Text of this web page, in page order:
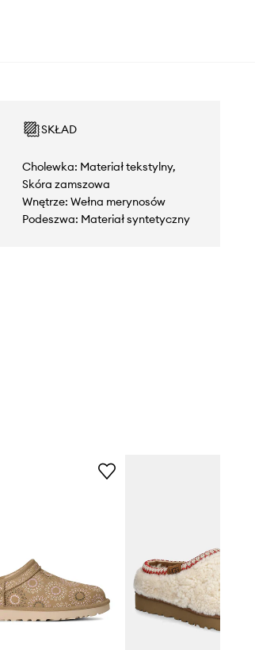
SKŁAD
Cholewka: Materiał tekstylny,
Skóra zamszowa
Wnętrze: Wełna merynosów
Podeszwa: Materiał syntetyczny